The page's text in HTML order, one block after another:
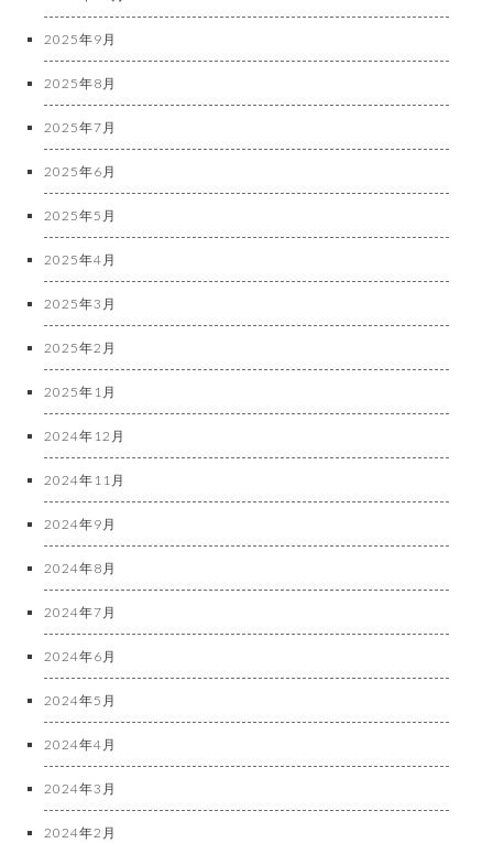
2025年9月
2025年8月
2025年7月
2025年6月
2025年5月
2025年4月
2025年3月
2025年2月
2025年1月
2024年12月
2024年11月
2024年9月
2024年8月
2024年7月
2024年6月
2024年5月
2024年4月
2024年3月
2024年2月